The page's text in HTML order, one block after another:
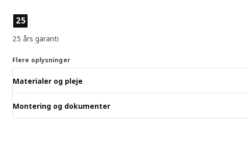
Produktfunktioner
25
25 års garanti
Flere oplysninger
Materialer og pleje
Montering og dokumenter